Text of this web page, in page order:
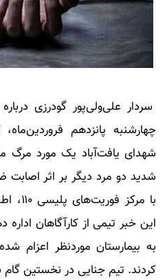
سردار علی‌ولی‌پور گودرزی
چهارشنبه پانزدهم فروردین‌ماه،
شهدای یافت‌آباد یک مورد
شدید دو مرد دیگر بر اثر اصابت
با
این خبر تیمی از کارآگاهان
به بیمارستان موردنظر اعزام